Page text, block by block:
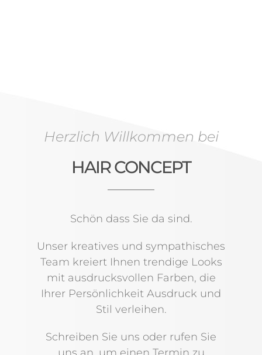
Herzlich Willkommen bei
HAIR CONCEPT
Schön dass Sie da sind.
Unser kreatives und sympathisches
Team kreiert Ihnen trendige Looks
mit ausdrucksvollen Farben, die
Ihrer Persönlichkeit Ausdruck und
Stil verleihen.
Schreiben Sie uns oder rufen Sie